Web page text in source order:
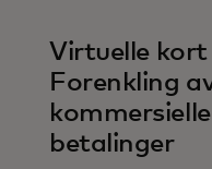
Virtuelle kort
Forenkling
kommersielle
betalinger